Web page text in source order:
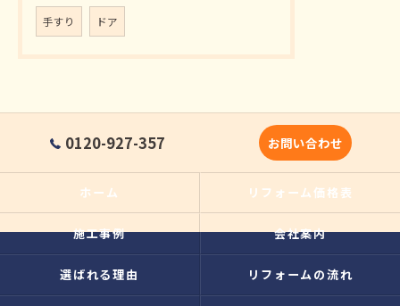
手すり ドア
0120-927-357 お問い合わせ
ホーム リフォーム価格表
施工事例 会社案内
選ばれる理由 リフォームの流れ